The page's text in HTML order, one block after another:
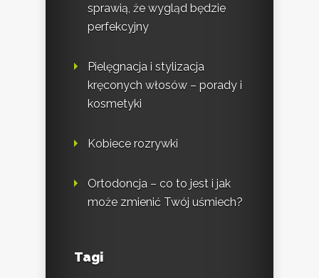
sprawią, że wygląd będzie
perfekcyjny
Pielęgnacja i stylizacja
kręconych włosów – porady i
kosmetyki
Kobiece rozrywki
Ortodoncja – co to jest i jak
może zmienić Twój uśmiech?
Tagi